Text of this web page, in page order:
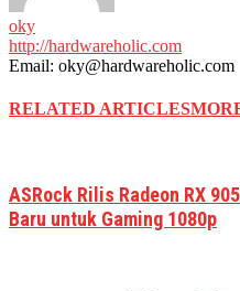
oky
http://hardwareholic.com
Email: oky@hardwareholic.com
RELATED ARTICLES
ASRock Rilis Radeon RX
Baru untuk Gaming 1080p